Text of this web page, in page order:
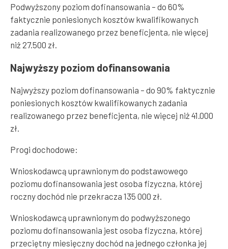
Podwyższony poziom dofinansowania – do 60%
faktycznie poniesionych kosztów kwalifikowanych
zadania realizowanego przez beneficjenta, nie więcej
niż 27.500 zł.
Najwyższy poziom dofinansowania
Najwyższy poziom dofinansowania – do 90% faktycznie
poniesionych kosztów kwalifikowanych zadania
realizowanego przez beneficjenta, nie więcej niż 41.000
zł.
Progi dochodowe:
Wnioskodawcą uprawnionym do podstawowego
poziomu dofinansowania jest osoba fizyczna, której
roczny dochód nie przekracza 135 000 zł.
Wnioskodawcą uprawnionym do podwyższonego
poziomu dofinansowania jest osoba fizyczna, której
przeciętny miesięczny dochód na jednego członka jej